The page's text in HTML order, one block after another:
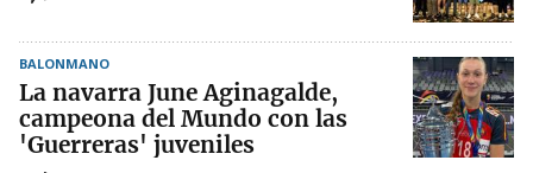
BALONMANO
La navarra June Aginagalde,
campeona del Mundo con las
'Guerreras' juveniles